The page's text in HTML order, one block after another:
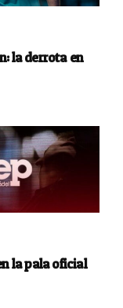
la derrota en
la pala oficial